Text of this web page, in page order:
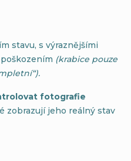
stavu, s výraznějšími
(krabice pouze
fotografie
zobrazují jeho reálný stav